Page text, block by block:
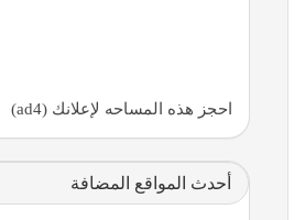
احجز هذه المساحه لإعلانك (ad4)
أحدث المواقع المضافة